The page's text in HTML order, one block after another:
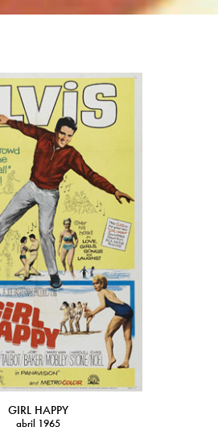
GIRL HAPPY
abril 1965